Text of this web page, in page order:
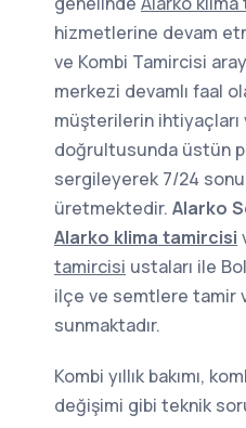
hizmetlerine devam
ve Kombi Tamircisi
merkezi devamlı faal
müşterilerin ihtiyaçları
doğrultusunda üstün
sergileyerek 7/24
üretmektedir. Alarko
Alarko klima tamircisi
tamircisi ustaları ile
ilçe ve semtlere tamir
sunmaktadır.
Kombi yıllık bakımı,
değişimi gibi teknik